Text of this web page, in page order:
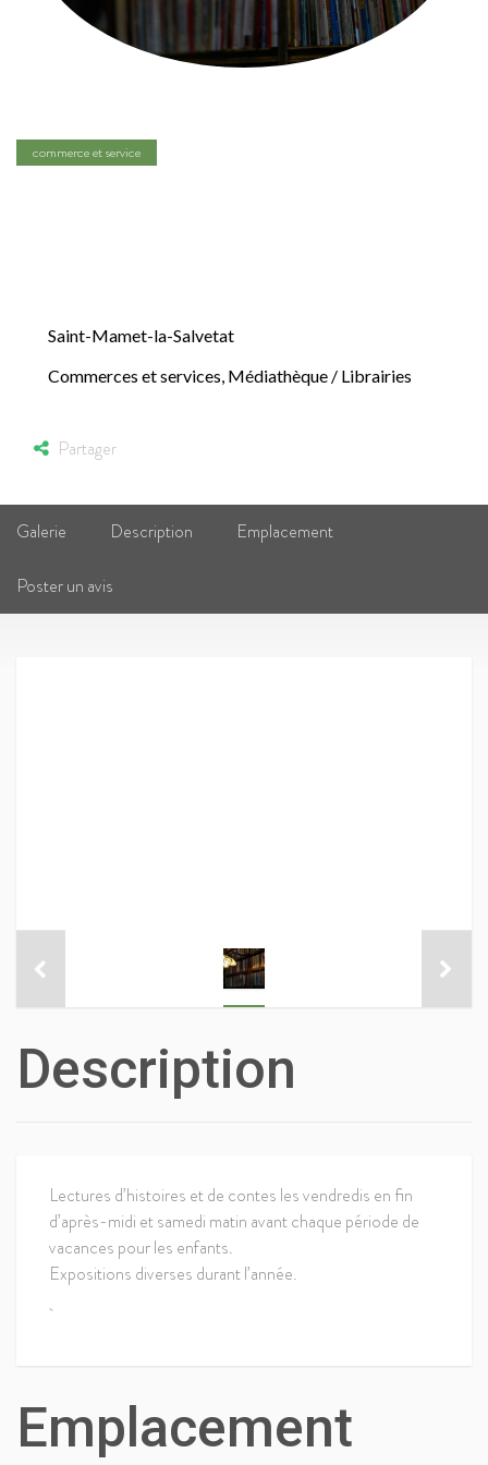
commerce et service
Saint-Mamet-la-Salvetat
Commerces et services, Médiathèque / Librairies
Partager
Galerie Description Emplacement
Poster un avis
Description
Lectures d’histoires et de contes les vendredis en fin
d’après-midi et samedi matin avant chaque période de
vacances pour les enfants.
Expositions diverses durant l’année.
Emplacement